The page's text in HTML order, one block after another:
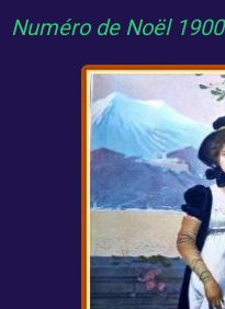
Numéro de Noël 1900